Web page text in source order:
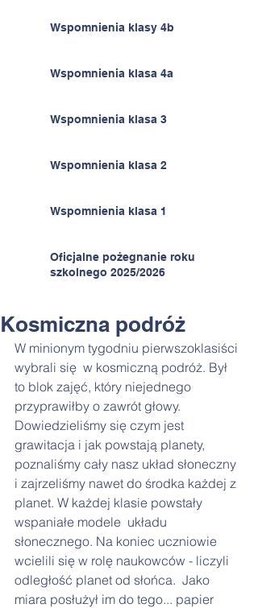
Wspomnienia klasy 4b
Wspomnienia klasa 4a
Wspomnienia klasa 3
Wspomnienia klasa 2
Wspomnienia klasa 1
Oficjalne pożegnanie roku
szkolnego 2025/2026
Kosmiczna podróż
W minionym tygodniu pierwszoklasiści
wybrali się  w kosmiczną podróż. Był
to blok zajęć, który niejednego
przyprawiłby o zawrót głowy.
Dowiedzieliśmy się czym jest
grawitacja i jak powstają planety,
poznaliśmy cały nasz układ słoneczny
i zajrzeliśmy nawet do środka każdej z
planet. W każdej klasie powstały
wspaniałe modele  układu
słonecznego. Na koniec uczniowie
wcielili się w rolę naukowców - liczyli
odległość planet od słońca.  Jako
miara posłużył im do tego... papier